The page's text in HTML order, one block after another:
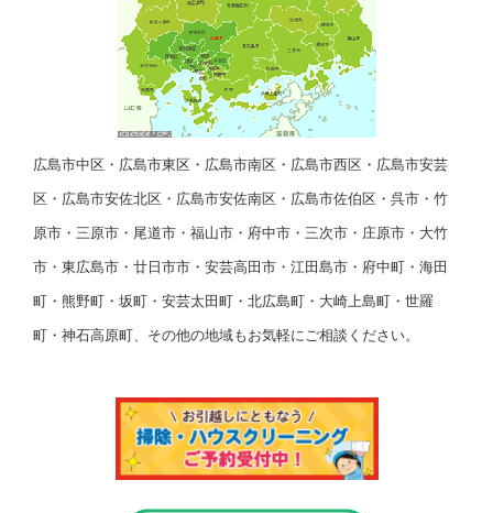
広島市中区・広島市東区・広島市南区・広島市西区・広島市安芸
区・広島市安佐北区・広島市安佐南区・広島市佐伯区・呉市・竹
原市・三原市・尾道市・福山市・府中市・三次市・庄原市・大竹
市・東広島市・廿日市市・安芸高田市・江田島市・府中町・海田
町・熊野町・坂町・安芸太田町・北広島町・大崎上島町・世羅
町・神石高原町、その他の地域もお気軽にご相談ください。